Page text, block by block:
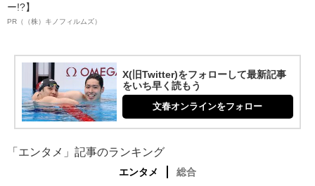
ー!?】
PR（（株）キノフィルムズ）
X(旧Twitter)をフォローして最新記事
をいち早く読もう
文春オンラインをフォロー
「エンタメ」記事のランキング
エンタメ 総合